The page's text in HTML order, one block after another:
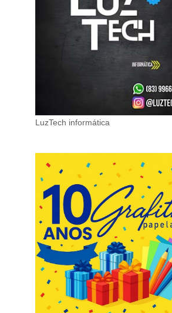
LuzTech informática